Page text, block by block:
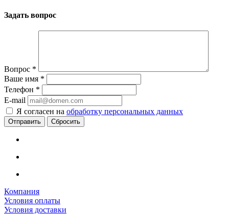
Задать вопрос
Вопрос *
Ваше имя *
Телефон *
E-mail
Я согласен на обработку персональных данных
Сбросить
Компания
Условия оплаты
Условия доставки